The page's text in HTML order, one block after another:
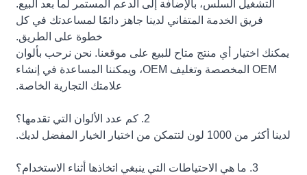
التشغيل السلس، بالإضافة إلى الدعم المستمر لما بعد البيع.
فريق الخدمة المتفاني لدينا جاهز دائمًا لمساعدتك في كل
خطوة على الطريق.
يمكنك اختيار أي منتج متاح للبيع على موقعنا. نحن نرحب بألوان
OEM المخصصة وتغليف OEM، ويمكننا المساعدة في إنشاء
علامتك التجارية الخاصة.
2. كم عدد الألوان التي تقدمها؟
لدينا أكثر من 1000 لون لتتمكن من اختيار الخيار المفضل لديك.
3. ما هي الاحتياطات التي ينبغي اتخاذها أثناء الاستخدام؟